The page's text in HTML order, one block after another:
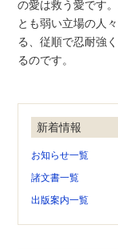
の愛は救う愛です
とも弱い立場の人
る、従順で忍耐強
るのです。
新着情報
お知らせ一覧
諸文書一覧
出版案内一覧